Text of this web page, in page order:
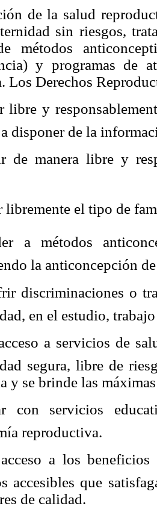
de la salud
sin riesgos,
métodos
y programas de
Los Derechos
libre y
disponer de la
de manera libre y
libremente el tipo de
a métodos
la anticoncepción
discriminaciones o
en el estudio,
acceso a servicios de
segura, libre de
y se brinde las
con servicios
reproductiva.
acceso a los
accesibles que
de calidad.